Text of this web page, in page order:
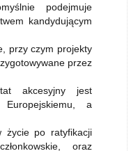
podejmuje
kandydującym
przy czym projekty
przez
akcesyjny jest
Europejskiemu, a
życie po ratyfikacji
oraz